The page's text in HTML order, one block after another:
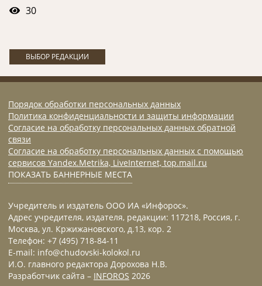
30
ВЫБОР РЕДАКЦИИ
Порядок обработки персональных данных
Политика конфиденциальности и защиты информации
Согласие на обработку персональных данных обратной
связи
Согласие на обработку персональных данных с помощью
сервисов Yandex.Metrika, LiveInternet, top.mail.ru
ПОКАЗАТЬ БАННЕРНЫЕ МЕСТА
Учредитель и издатель ООО ИА «Инфорос».
Адрес учредителя, издателя, редакции: 117218, Россия, г.
Москва, ул. Кржижановского, д.13, кор. 2
Телефон: +7 (495) 718-84-11
E-mail: info@chudovski-kolokol.ru
И.О. главного редактора Дорохова Н.В.
Разработчик сайта – INFOROS 2026